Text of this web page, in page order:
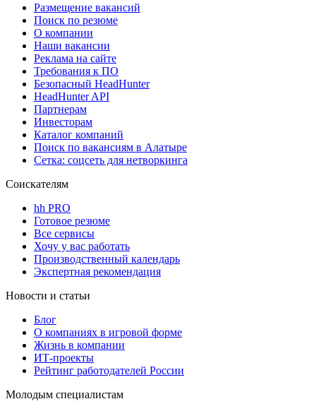
Размещение вакансий
Поиск по резюме
О компании
Наши вакансии
Реклама на сайте
Требования к ПО
Безопасный HeadHunter
HeadHunter API
Партнерам
Инвесторам
Каталог компаний
Поиск по вакансиям в Алатыре
Сетка: соцсеть для нетворкинга
Соискателям
hh PRO
Готовое резюме
Все сервисы
Хочу у вас работать
Производственный календарь
Экспертная рекомендация
Новости и статьи
Блог
О компаниях в игровой форме
Жизнь в компании
ИТ-проекты
Рейтинг работодателей России
Молодым специалистам